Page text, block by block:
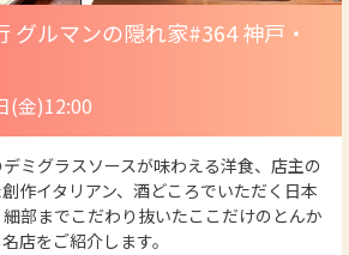
Video
グルマンの隠れ家#364 神戸・
(金)12:00
ミグラスソースが味わえる洋食、店主の
作イタリアン、酒どころでいただく日本
部までこだわり抜いたここだけのとんか
店をご紹介します。